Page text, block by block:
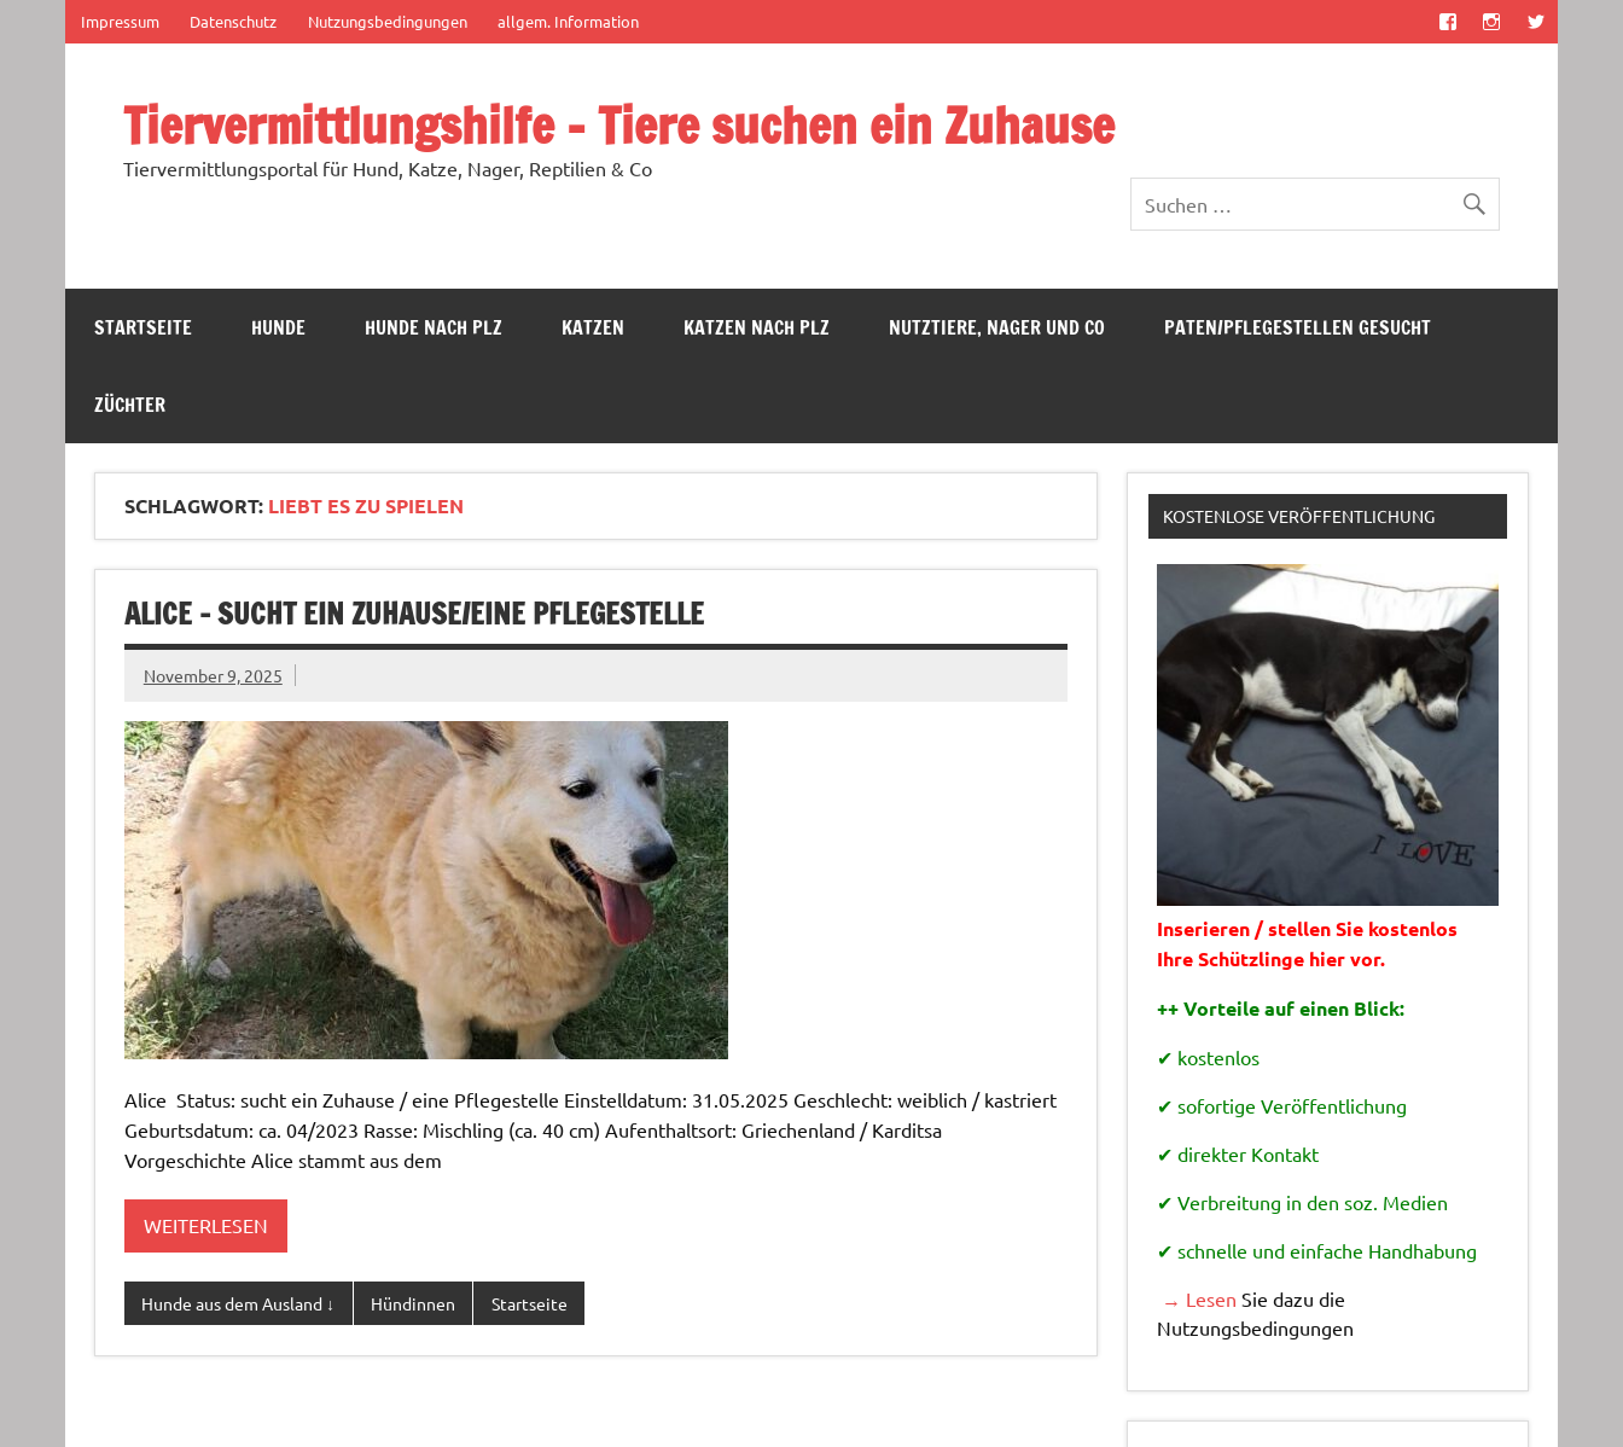
springen
Impressum Datenschutz Nutzungsbedingungen allgem. Information
Tiervermittlungshilfe – Tiere suchen ein Zuhause
Tiervermittlungsportal für Hund, Katze, Nager, Reptilien & Co
STARTSEITE HUNDE HUNDE NACH PLZ KATZEN KATZEN NACH PLZ NUTZTIERE, NAGER UND CO PATEN/PFLEGESTELLEN GESUCHT
ZÜCHTER
SCHLAGWORT: LIEBT ES ZU SPIELEN
ALICE – SUCHT EIN ZUHAUSE/EINE PFLEGESTELLE
November 9, 2025
Alice Status: sucht ein Zuhause / eine Pflegestelle Einstelldatum: 31.05.2025 Geschlecht: weiblich / kastriert
Geburtsdatum: ca. 04/2023 Rasse: Mischling (ca. 40 cm) Aufenthaltsort: Griechenland / Karditsa
Vorgeschichte Alice stammt aus dem
WEITERLESEN
Hunde aus dem Ausland ↓ Hündinnen Startseite
KOSTENLOSE VERÖFFENTLICHUNG
Inserieren / stellen Sie kostenlos
Ihre Schützlinge hier vor.
++ Vorteile auf einen Blick:
✔ kostenlos
✔ sofortige Veröffentlichung
✔ direkter Kontakt
✔ Verbreitung in den soz. Medien
✔ schnelle und einfache Handhabung
→ Lesen Sie dazu die
Nutzungsbedingungen